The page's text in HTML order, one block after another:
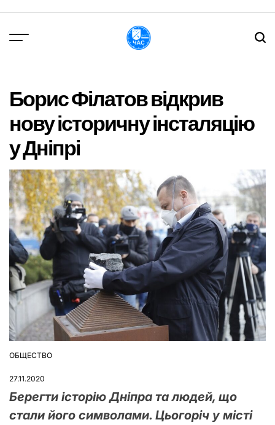
вмісту
Борис Філатов відкрив
нову історичну інсталяцію
у Дніпрі
ОПУБЛІКУВАТИ
ОБЩЕСТВО
27.11.2020
Берегти історію Дніпра та людей, що
стали його символами. Цьогоріч у місті